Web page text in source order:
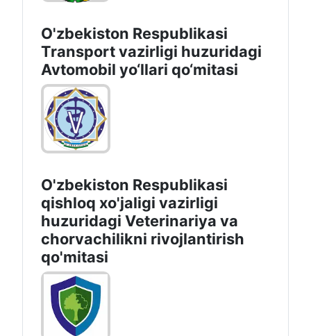
O'zbekiston Respublikasi
Transport vazirligi huzuridagi
Avtomobil yo‘llari qo‘mitasi
O'zbekiston Respublikasi
qishloq xo'jaligi vazirligi
huzuridagi Veterinariya va
chorvachilikni rivojlantirish
qo'mitasi